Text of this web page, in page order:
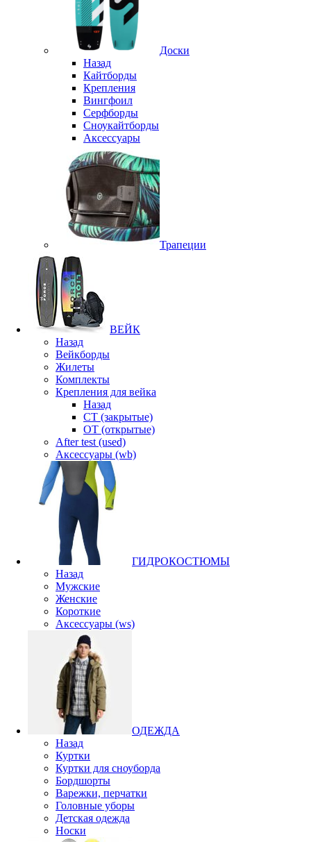
Доски
Назад
Кайтборды
Крепления
Вингфоил
Серфборды
Сноукайтборды
Аксессуары
Трапеции
ВЕЙК
Назад
Вейкборды
Жилеты
Комплекты
Крепления для вейка
Назад
CT (закрытые)
OT (открытые)
After test (used)
Аксессуары (wb)
ГИДРОКОСТЮМЫ
Назад
Мужские
Женские
Короткие
Аксессуары (ws)
ОДЕЖДА
Назад
Куртки
Куртки для сноуборда
Бордшорты
Варежки, перчатки
Головные уборы
Детская одежда
Носки